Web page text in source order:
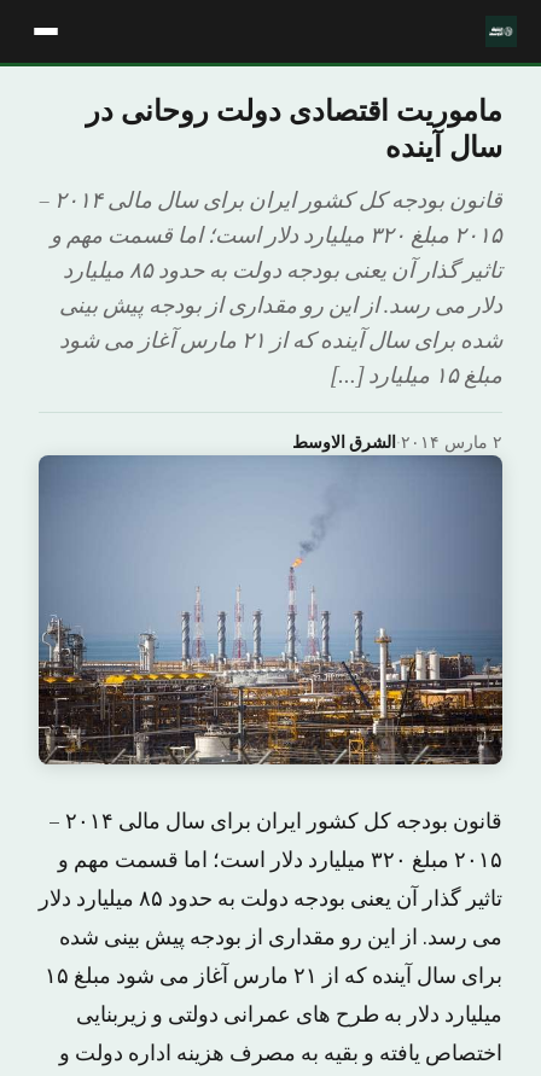
ماموریت اقتصادی دولت روحانی در
سال آینده
قانون بودجه کل کشور ایران برای سال مالی ۲۰۱۴ –
۲۰۱۵ مبلغ ۳۲۰ میلیارد دلار است؛ اما قسمت مهم و
تاثیر گذار آن یعنی بودجه دولت به حدود ۸۵ میلیارد
دلار می رسد. از این رو مقداری از بودجه پیش بینی
شده برای سال آینده که از ۲۱ مارس آغاز می شود
مبلغ ۱۵ میلیارد […]
الشرق الاوسط· ۲ مارس ۲۰۱۴
قانون بودجه کل کشور ایران برای سال مالی ۲۰۱۴ –
۲۰۱۵ مبلغ ۳۲۰ میلیارد دلار است؛ اما قسمت مهم و
تاثیر گذار آن یعنی بودجه دولت به حدود ۸۵ میلیارد دلار
می رسد. از این رو مقداری از بودجه پیش بینی شده
برای سال آینده که از ۲۱ مارس آغاز می شود مبلغ ۱۵
میلیارد دلار به طرح های عمرانی دولتی و زیربنایی
اختصاص یافته و بقیه به مصرف هزینه اداره دولت و